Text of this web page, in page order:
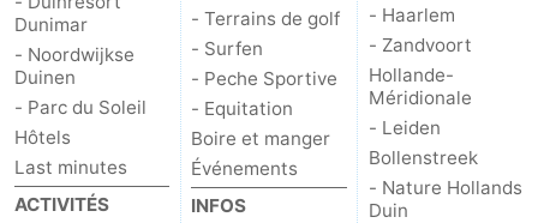
Dunimar
- Noordwijkse
Duinen
- Parc du Soleil
Hôtels
Last minutes
ACTIVITÉS
- Terrains de golf
- Surfen
- Peche Sportive
- Equitation
Boire et manger
Événements
INFOS
- Haarlem
- Zandvoort
Hollande-
Méridionale
- Leiden
Bollenstreek
- Nature Hollands
Duin